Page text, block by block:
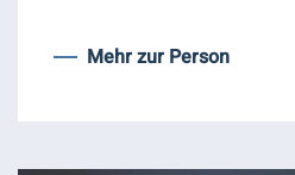
Mehr zur Person